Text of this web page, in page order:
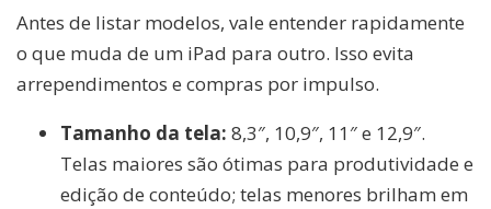
Antes de listar modelos, vale entender rapidamente
o que muda de um iPad para outro. Isso evita
arrependimentos e compras por impulso.
Tamanho da tela: 8,3″, 10,9″, 11″ e 12,9″.
Telas maiores são ótimas para produtividade e
edição de conteúdo; telas menores brilham em